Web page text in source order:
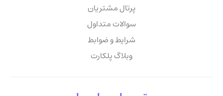
پرتال مشتریان
سوالات متداول
شرایط و ضوابط
وبلاگ پلکارت